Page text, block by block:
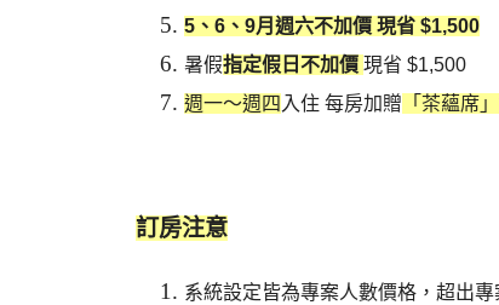
5、6、9月週六不加價 現省 $1,500
暑假指定假日不加價 現省 $1,500
週一～週四 入住 每房加贈 「茶蘊席
訂房注意
系統設定皆為專案人數價格，超出